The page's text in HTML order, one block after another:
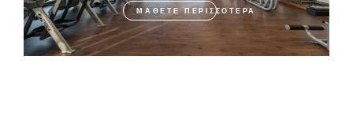
ΜΆΘΕΤΕ ΠΕΡΙΣΣΌΤΕΡΑ